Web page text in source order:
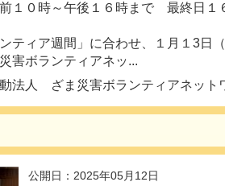
１０時～午後１６時まで 最終日
ンティア週間」に合わせ、１月１3日
害ボランティアネッ...
法人 ざま災害ボランティアネット
公開日：2025年05月12日